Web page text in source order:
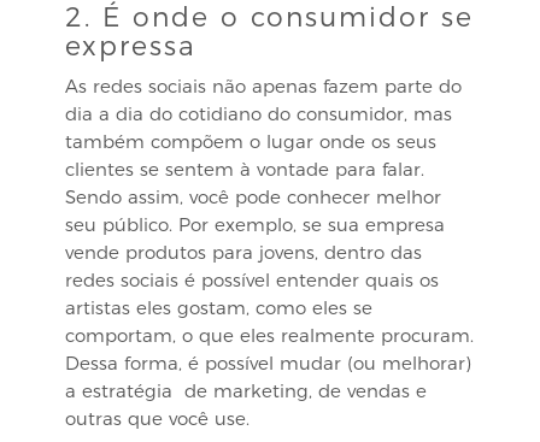
2. É onde o consumidor se
expressa
As redes sociais não apenas fazem parte do
dia a dia do cotidiano do consumidor, mas
também compõem o lugar onde os seus
clientes se sentem à vontade para falar.
Sendo assim, você pode conhecer melhor
seu público. Por exemplo, se sua empresa
vende produtos para jovens, dentro das
redes sociais é possível entender quais os
artistas eles gostam, como eles se
comportam, o que eles realmente procuram.
Dessa forma, é possível mudar (ou melhorar)
a estratégia de marketing, de vendas e
outras que você use.